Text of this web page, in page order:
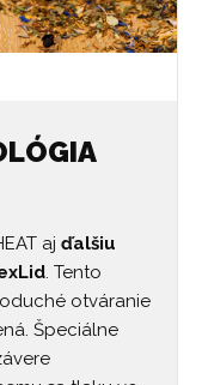
aj ďalšiu
. Tento
otváranie
Špeciálne